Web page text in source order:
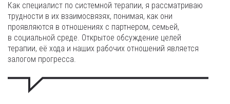
Как специалист по системной терапии, я рассматриваю
трудности в их взаимосвязях, понимая, как они
проявляются в отношениях с партнером, семьей,
в социальной среде. Открытое обсуждение целей
терапии, её хода и наших рабочих отношений является
залогом прогресса.